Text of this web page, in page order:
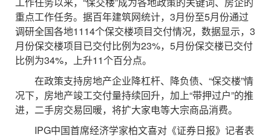
重点工作任务。据百年建筑网统计，3月份至5月份通过
调研全国各地1114个保交楼项目交付情况，数据显示，3
月份保交楼项目已交付比例为23%，5月份保交楼已交付
比例为34%，上升11个百分点。
在政策支持房地产企业降杠杆、降负债、“保交楼”情
况下，房地产竣工交付量持续回升，加上“带押过户”的推
进，二手房交易回暖，将扩大家电等大宗商品消费。
IPG中国首席经济学家柏文喜对《证券日报》记者表